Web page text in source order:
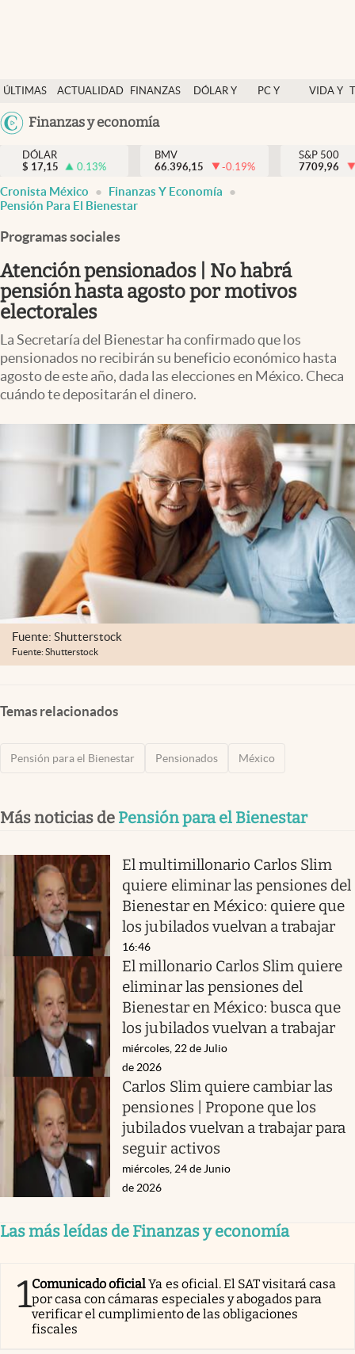
ÚLTIMAS
NOTICIAS
ACTUALIDAD
FINANZAS
DÓLAR Y
PC Y
VIDA Y
México
Finanzas y economía
Actualidad
Finanzas y economía
Dólar y mercados
Opinión
Brand Strategy
Pc y celular
Vida y estilo
Tv
Clima
Espiritualidad
Mediakit
abre en nueva pestaña
México
DÓLAR
$ 17,15 0.13%
BMV
66.396,15
-0.19%
S&P 500
7709,96
Cronista México
Finanzas Y Economía
Pensión Para El Bienestar
Programas sociales
Atención pensionados | No habrá
pensión hasta agosto por motivos
electorales
La Secretaría del Bienestar ha confirmado que los
pensionados no recibirán su beneficio económico hasta
agosto de este año, dada las elecciones en México. Checa
cuándo te depositarán el dinero.
Fuente: Shutterstock
Fuente: Shutterstock
Temas relacionados
Pensión para el Bienestar Pensionados México
Más noticias de Pensión para el Bienestar
El multimillonario Carlos Slim
quiere eliminar las pensiones del
Bienestar en México: quiere que
los jubilados vuelvan a trabajar
16:46
El millonario Carlos Slim quiere
eliminar las pensiones del
Bienestar en México: busca que
los jubilados vuelvan a trabajar
miércoles, 22 de Julio
de 2026
Carlos Slim quiere cambiar las
pensiones | Propone que los
jubilados vuelvan a trabajar para
seguir activos
miércoles, 24 de Junio
de 2026
Las más leídas de Finanzas y economía
1Comunicado oficialYa es oficial. El SAT visitará casa
por casa con cámaras especiales y abogados para
verificar el cumplimiento de las obligaciones
fiscales